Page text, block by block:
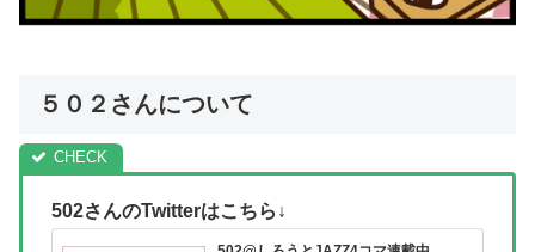
５０２さんについて
502さんのTwitterはこちら↓